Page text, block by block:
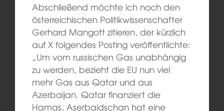
Abschließend möchte ich noch den
österreichischen Politikwissenschafter
Gerhard Mangott zitieren, der kürzlich
auf X folgendes Posting veröffentlichte:
„Um vom russischen Gas unabhängig
zu werden, bezieht die EU nun viel
mehr Gas aus Qatar und aus
Azerbaijan. Qatar finanziert die
Hamas, Aserbaidschan hat eine